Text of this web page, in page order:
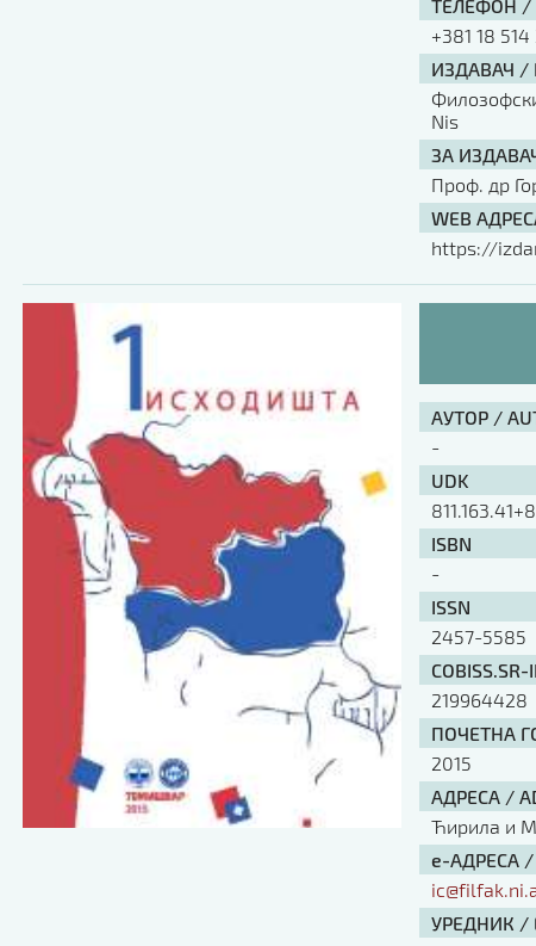
ТЕЛЕФОН /
+381 18
ИЗДАВАЧ /
Nis
ЗА
Проф. др
WEB
https://
АУТОР /
-
UDK
ISBN
-
ISSN
2457-5585
COBISS.SR-
219964428
ПОЧЕТНА
2015
АДРЕСА /
Ћирила и
е-АДРЕСА /
УРЕДНИК /